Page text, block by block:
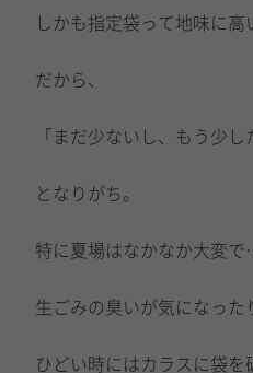
しかも指定袋って地味に高
だから、
「まだ少ないし、もう少し
となりがち。
特に夏場はなかなか大変で
生ごみの臭いが気になった
ひどい時にはカラスに袋を